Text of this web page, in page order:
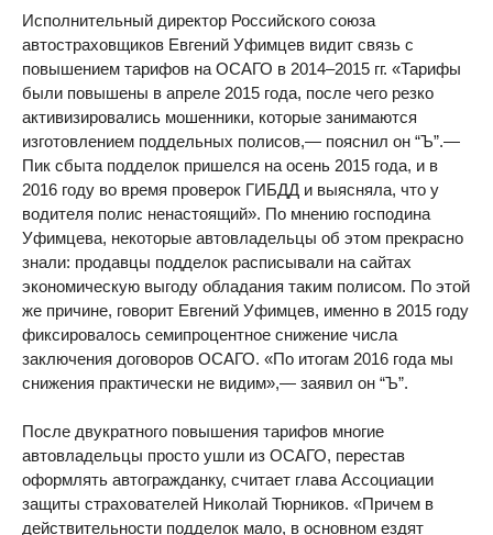
Исполнительный директор Российского союза
автостраховщиков Евгений Уфимцев видит связь с
повышением тарифов на ОСАГО в 2014–2015 гг. «Тарифы
были повышены в апреле 2015 года, после чего резко
активизировались мошенники, которые занимаются
изготовлением поддельных полисов,— пояснил он “Ъ”.—
Пик сбыта подделок пришелся на осень 2015 года, и в
2016 году во время проверок ГИБДД и выясняла, что у
водителя полис ненастоящий». По мнению господина
Уфимцева, некоторые автовладельцы об этом прекрасно
знали: продавцы подделок расписывали на сайтах
экономическую выгоду обладания таким полисом. По этой
же причине, говорит Евгений Уфимцев, именно в 2015 году
фиксировалось семипроцентное снижение числа
заключения договоров ОСАГО. «По итогам 2016 года мы
снижения практически не видим»,— заявил он “Ъ”.
После двукратного повышения тарифов многие
автовладельцы просто ушли из ОСАГО, перестав
оформлять автогражданку, считает глава Ассоциации
защиты страхователей Николай Тюрников. «Причем в
действительности подделок мало, в основном ездят